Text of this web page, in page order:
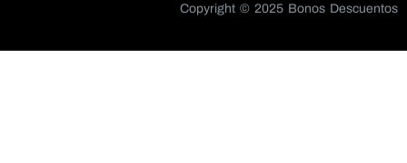
Copyright © 2025 Bonos Descuentos